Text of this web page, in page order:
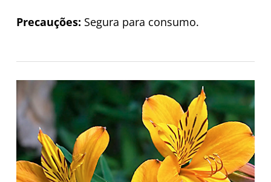
Precauções: Segura para consumo.